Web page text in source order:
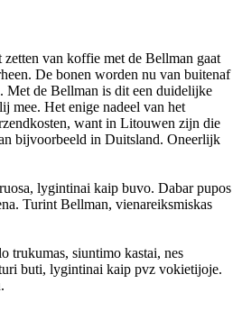
van koffie met de Bellman gaat
De bonen worden nu van buitenaf
Met de Bellman is dit een duidelijke
mee. Het enige nadeel van het
want in Litouwen zijn die
bijvoorbeeld in Duitsland. Oneerlijk
lygintinai kaip buvo. Dabar pupos
Turint Bellman, vienareiksmiskas
trukumas, siuntimo kastai, nes
buti, lygintinai kaip pvz vokietijoje.